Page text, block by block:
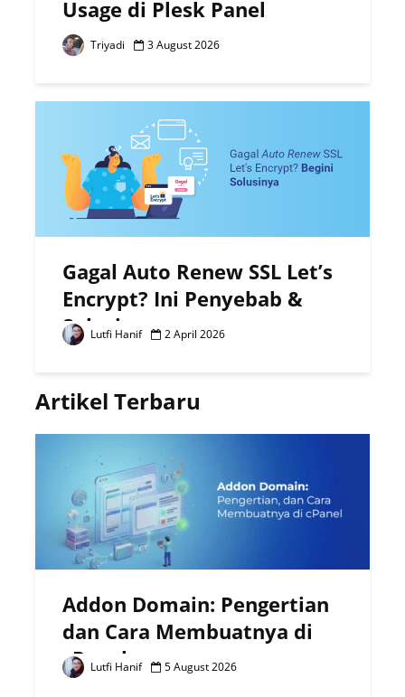
Usage di Plesk Panel
Triyadi 3 August 2026
Gagal Auto Renew SSL Let’s
Encrypt? Ini Penyebab &
Solusinya
Lutfi Hanif 2 April 2026
Artikel Terbaru
Addon Domain: Pengertian
dan Cara Membuatnya di
cPanel
Lutfi Hanif 5 August 2026